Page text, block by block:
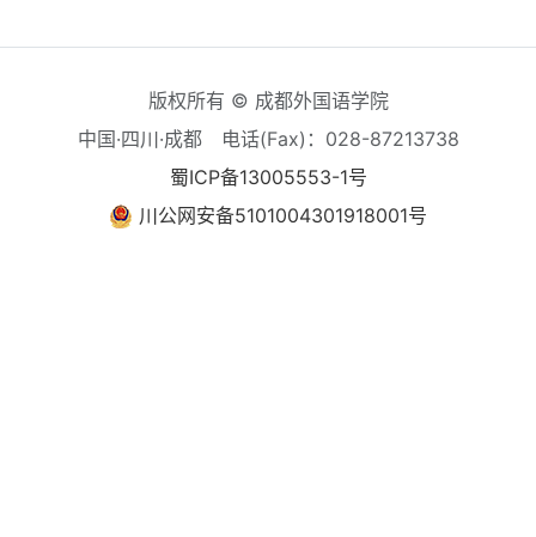
版权所有 © 成都外国语学院
中国·四川·成都
电话(Fax)：028-87213738
蜀ICP备13005553-1号
川公网安备5101004301918001号